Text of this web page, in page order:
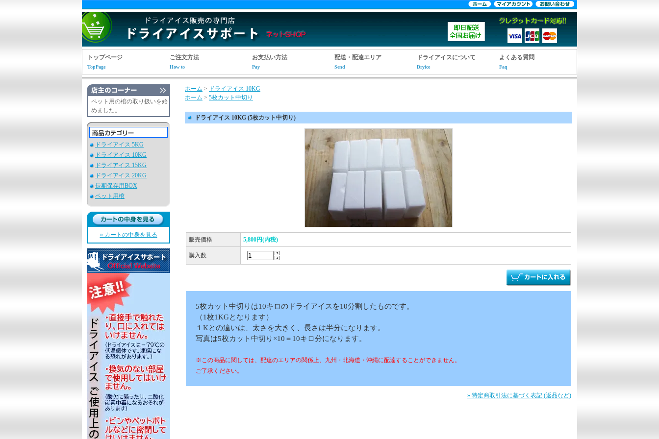
トップページ
TopPage
ご注文方法
How to
お支払い方法
Pay
配送・配達エリア
Send
ドライアイスについて
Dryice
よくある質問
Faq
ペット用の棺の取り扱いを始
めました。
ドライアイス 5KG
ドライアイス 10KG
ドライアイス 15KG
ドライアイス 20KG
長期保存用BOX
ペット用棺
» カートの中身を見る
ホーム > ドライアイス 10KG
ホーム > 5枚カット中切り
ドライアイス 10KG (5枚カット中切り)
販売価格 5,800円(内税)
購入数
5枚カット中切りは10キロのドライアイスを10分割したものです。
（1枚1KGとなります）
１Kとの違いは、太さを大きく、長さは半分になります。
写真は5枚カット中切り×10＝10キロ分になります。
※この商品に関しては、配達のエリアの関係上、九州・北海道・沖縄に配達することができません。
ご了承ください。
» 特定商取引法に基づく表記 (返品など)